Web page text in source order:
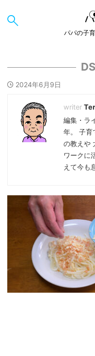
パパの子
2024年6月9日
編集・ラ
年。 子育
の教えや
ワークに
えて今も